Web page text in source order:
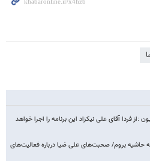
:از فردا آقای علی نیکزاد این برنامه را اجرا خواهد
حاشیه بروم/ صحبت‌های علی ضیا درباره فعالیت‌های